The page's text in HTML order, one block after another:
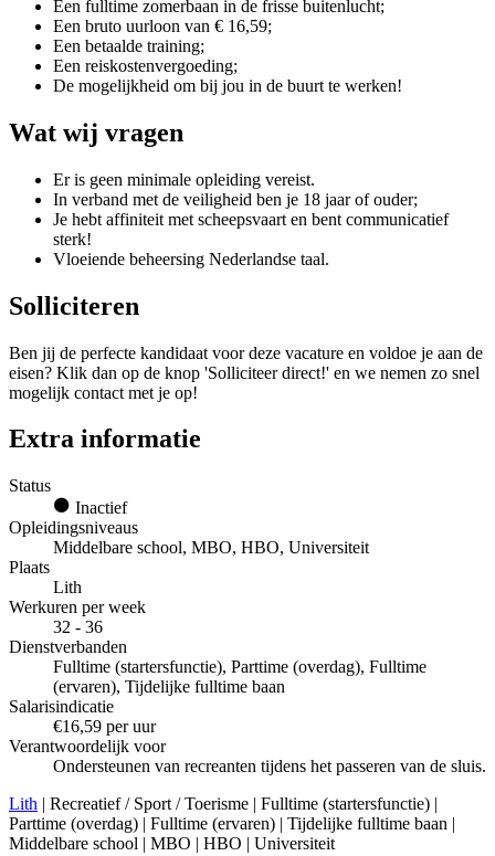
Een fulltime zomerbaan in de frisse buitenlucht;
Een bruto uurloon van € 16,59;
Een betaalde training;
Een reiskostenvergoeding;
De mogelijkheid om bij jou in de buurt te werken!
Wat wij vragen
Er is geen minimale opleiding vereist.
In verband met de veiligheid ben je 18 jaar of ouder;
Je hebt affiniteit met scheepsvaart en bent communicatief
sterk!
Vloeiende beheersing Nederlandse taal.
Solliciteren
Ben jij de perfecte kandidaat voor deze vacature en voldoe je aan de
eisen? Klik dan op de knop 'Solliciteer direct!' en we nemen zo snel
mogelijk contact met je op!
Extra informatie
Status
Inactief
Opleidingsniveaus
Middelbare school, MBO, HBO, Universiteit
Plaats
Lith
Werkuren per week
32 - 36
Dienstverbanden
Fulltime (startersfunctie), Parttime (overdag), Fulltime
(ervaren), Tijdelijke fulltime baan
Salarisindicatie
€16,59 per uur
Verantwoordelijk voor
Ondersteunen van recreanten tijdens het passeren van de sluis.
Lith | Recreatief / Sport / Toerisme | Fulltime (startersfunctie) |
Parttime (overdag) | Fulltime (ervaren) | Tijdelijke fulltime baan |
Middelbare school | MBO | HBO | Universiteit